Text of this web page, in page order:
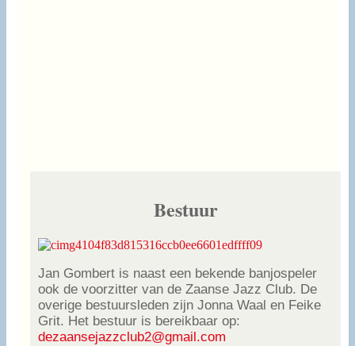
Bestuur
Jan Gombert is naast een bekende banjospeler
ook de voorzitter van de Zaanse Jazz Club. De
overige bestuursleden zijn Jonna Waal en Feike
Grit. Het bestuur is bereikbaar op:
dezaansejazzclub2@gmail.com